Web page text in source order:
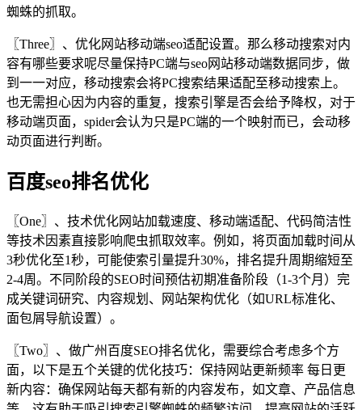
蜘蛛的抓取。
〖Three〗、优化网站移动端seo适配设置。那么移动搜索对内
容有哪些要求呢尽量保持PC端与seo网站移动端数据同步，做
到一一对应，移动搜索会将PC搜索结果适配至移动搜索上。
也无需担心因为内容的重复，搜索引擎是否会给予降权，对于
移动端页面，spider会认为只是PC端的一个映射而已，会动移
动页面进行判断。
百度seo排名优化
〖One〗、技术优化网站加载速度、移动端适配、代码简洁性
等技术因素直接影响爬虫抓取效率。例如，将页面加载时间从
3秒优化至1秒，可能使索引量提升30%，排名提升周期缩短至
2-4周。不同阶段的SEO时间预估初期准备阶段（1-3个月）完
成关键词研究、内容规划、网站架构优化（如URL标准化、
面包屑导航设置）。
〖Two〗、做广州百度SEO排名优化，需要综合考虑多个方
面，以下是五个关键的优化技巧：保持网站更新频率 每日更
新内容：确保网站每天都有新的内容发布，如文章、产品信息